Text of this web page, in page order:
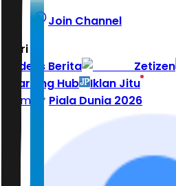
Join Channel
Hari ini
Indeks Berita
Zetizen
Learning Hub
Iklan Jitu
Home
Piala Dunia 2026